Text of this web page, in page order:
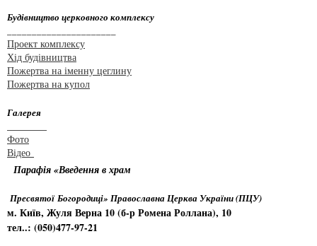
Будівництво церковного комплексу
Проект комплексу
Хід будівництва
Пожертва на іменну цеглину
Пожертва на купол
Галерея
Фото
Відео
Парафія «Введення в храм
Пресвятої Богородиці» Православна Церква України (ПЦУ)
м. Київ, Жуля Верна 10 (б-р Ромена Роллана), 10
тел..: (050)477-97-21